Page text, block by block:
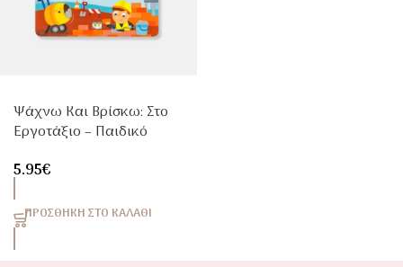
Ψάχνω Και Βρίσκω: Στο
Εργοτάξιο – Παιδικό
για Μωρά 1+ Με Σκληρές
5.95€
ΠΡΟΣΘΉΚΗ ΣΤΟ ΚΑΛΆΘΙ